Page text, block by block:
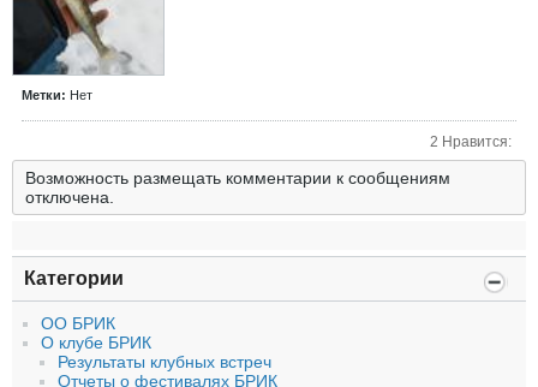
Метки: Нет
2 Нравится:
Возможность размещать комментарии к сообщениям
отключена.
Категории
ОО БРИК
О клубе БРИК
Результаты клубных встреч
Отчеты о фестивалях БРИК